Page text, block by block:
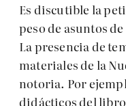
Es discutible la
peso de asuntos
La presencia de
materiales de la
notoria. Por
didácticos del libro